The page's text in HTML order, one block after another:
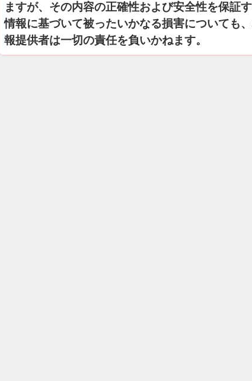
ますが、その内容の正確性および安全性を保証
情報に基づいて被ったいかなる損害についても
報提供者は一切の責任を負いかねます。